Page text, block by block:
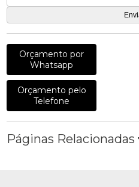
Orçamento por
Whatsapp
Orçamento pelo
Telefone
Páginas Relacionadas